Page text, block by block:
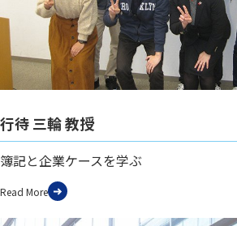
行待 三輪 教授
簿記と企業ケースを学ぶ
Read More